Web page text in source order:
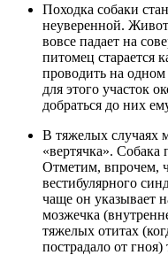
Походка собаки
неуверенной.
вовсе падает на
питомец старается
проводить на
для этого участок
добраться до них
В тяжелых случаях
«вертячка». Собака
Отметим, впрочем,
вестибулярного
чаще он указывает
мозжечка
тяжелых отитах
пострадало от гноя)